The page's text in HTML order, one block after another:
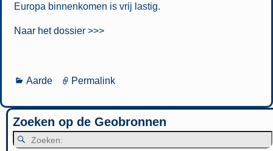
Europa binnenkomen is vrij lastig.
Naar het dossier >>>
Aarde Permalink
Zoeken op de Geobronnen